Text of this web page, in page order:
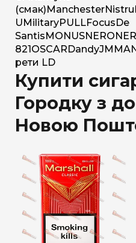
(смак) ManchesterNistru
U MilitaryPULLFocus De
Santis MONUSNERO
821 OSCAR DandyJM MAN
рети LD
Купити
Городку з
Новою